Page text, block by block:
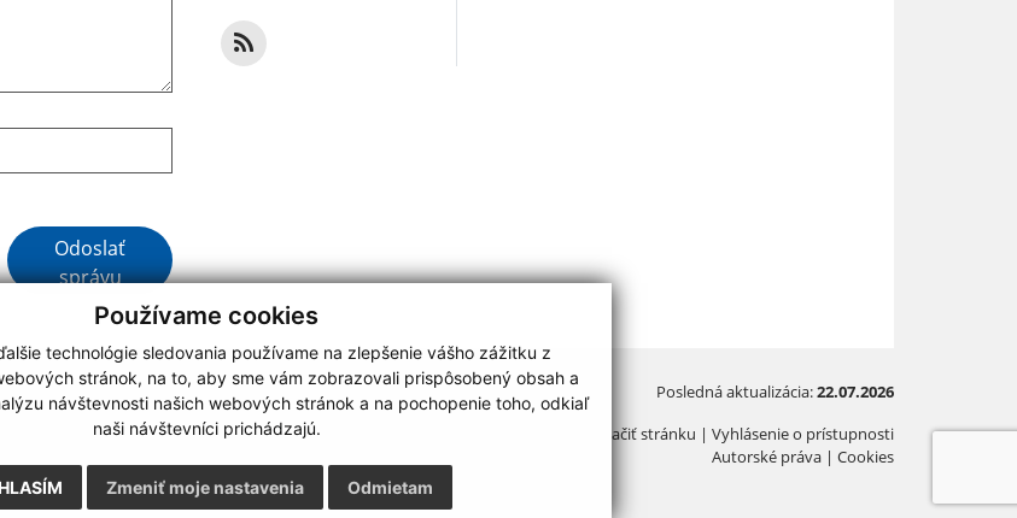
Používame cookies
technológie sledovania používame na zlepšenie vášho zážitku z
stránok, na to, aby sme vám zobrazovali prispôsobený obsah a
návštevnosti našich webových stránok a na pochopenie toho, odkiaľ
naši návštevníci prichádzajú.
Odmietam
Zmeniť moje nastavenia
Google reCaptcha Response
Odoslať
správu
Posledná aktualizácia:22.07.2026
Vytlačiť stránku | Vyhlásenie o prístupnosti
Autorské práva | Cookies
webdesign|